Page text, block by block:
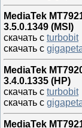
MediaTek
3.5.0.1349 (MSI)
скачать с turbobit
скачать с
MediaTek
3.4.0.1335 (HP)
скачать с turbobit
скачать с
MediaTek